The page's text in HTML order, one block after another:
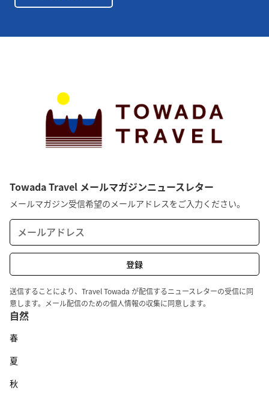
Towada Travel メールマガジンニュースレター
メールマガジン受信希望のメールアドレスをご入力ください。
送信することにより、Travel Towada が配信するニュースレターの受信に同
意します。メール配信のための個人情報の収集に同意します。
自然
春
夏
秋